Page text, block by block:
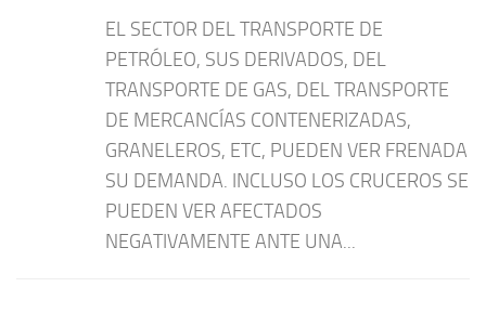
EL SECTOR DEL TRANSPORTE DE
PETRÓLEO, SUS DERIVADOS, DEL
TRANSPORTE DE GAS, DEL TRANSPORTE
DE MERCANCÍAS CONTENERIZADAS,
GRANELEROS, ETC, PUEDEN VER FRENADA
SU DEMANDA. INCLUSO LOS CRUCEROS SE
PUEDEN VER AFECTADOS
NEGATIVAMENTE ANTE UNA...